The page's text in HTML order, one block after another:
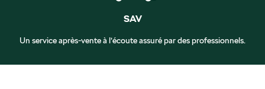
SAV
Un service après-vente à l’écoute assuré par des professionnels.